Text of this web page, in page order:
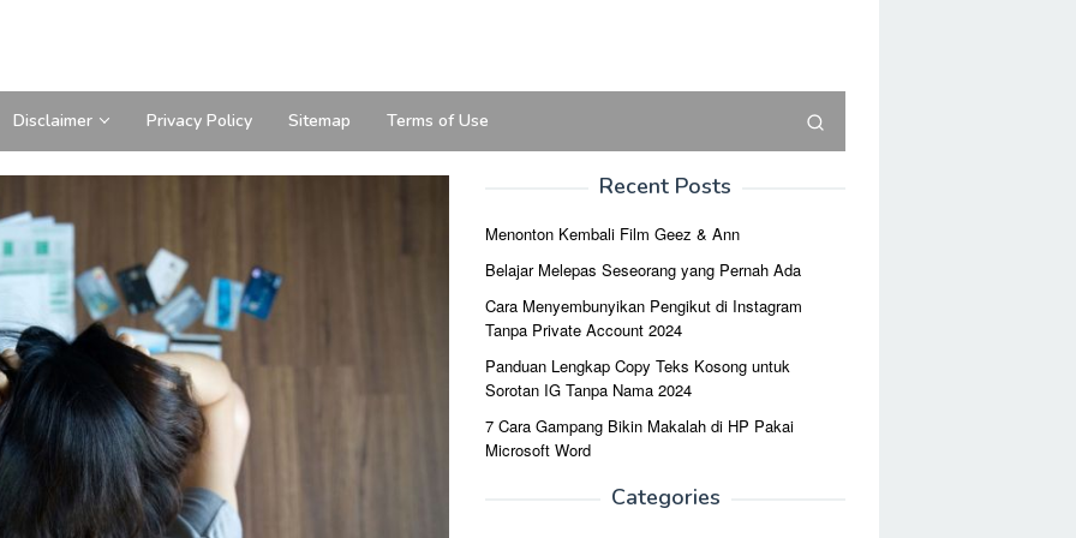
Disclaimer Privacy Policy Sitemap Terms of Use
Recent Posts
Menonton Kembali Film Geez & Ann
Belajar Melepas Seseorang yang Pernah Ada
Cara Menyembunyikan Pengikut di Instagram
Tanpa Private Account 2024
Panduan Lengkap Copy Teks Kosong untuk
Sorotan IG Tanpa Nama 2024
7 Cara Gampang Bikin Makalah di HP Pakai
Microsoft Word
Categories